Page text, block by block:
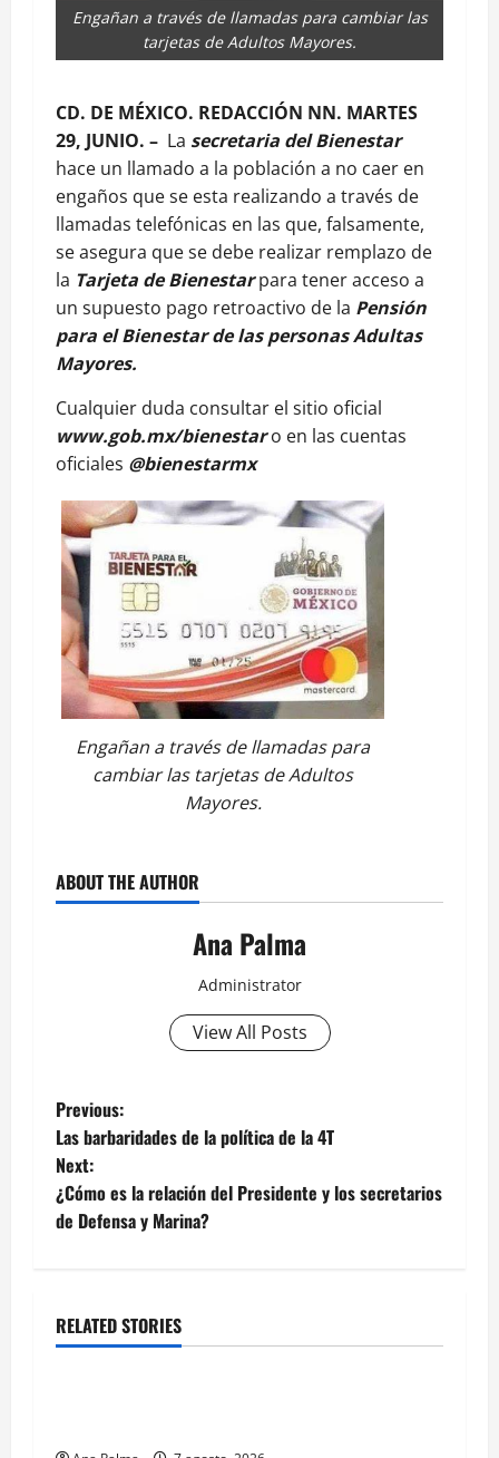
Engañan a través de llamadas para cambiar las
tarjetas de Adultos Mayores.
CD. DE MÉXICO. REDACCIÓN NN. MARTES
29, JUNIO. – La secretaria del Bienestar
hace un llamado a la población a no caer en
engaños que se esta realizando a través de
llamadas telefónicas en las que, falsamente,
se asegura que se debe realizar remplazo de
la Tarjeta de Bienestarpara tener acceso a
un supuesto pago retroactivo de la Pensión
para el Bienestar de las personas Adultas
Mayores.
Cualquier duda consultar el sitio oficial
www.gob.mx/bienestaro en las cuentas
oficiales @bienestarmx
Engañan a través de llamadas para
cambiar las tarjetas de Adultos
Mayores.
ABOUT THE AUTHOR
Ana Palma
Administrator
View All Posts
Post
navigation
Previous:
Las barbaridades de la política de la 4T
Next:
¿Cómo es la relación del Presidente y los secretarios
de Defensa y Marina?
RELATED STORIES
Estados Portada